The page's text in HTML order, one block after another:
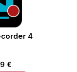
4
€